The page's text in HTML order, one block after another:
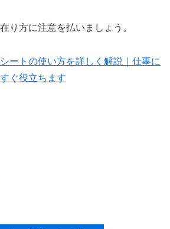
り方に注意を払いましょう。
ートの使い方を詳しく解説｜仕事に
ぐ役立ちます